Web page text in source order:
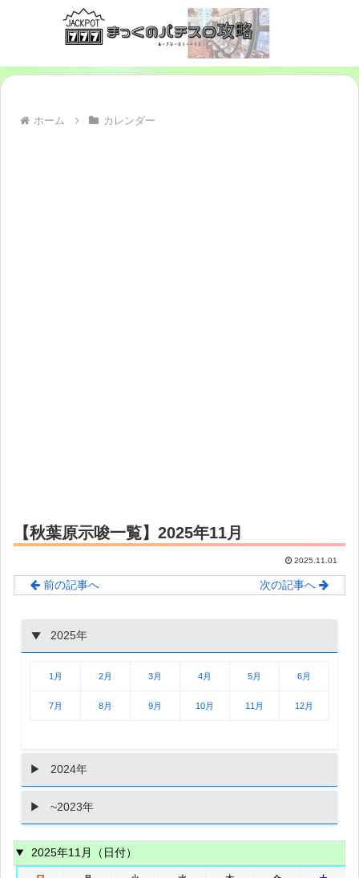
ホーム カレンダー
【秋葉原示唆一覧】2025年11月
2025.11.01
前の記事へ 次の記事へ
2025年
1月 2月 3月 4月 5月 6月
7月 8月 9月 10月 11月 12月
2024年
~2023年
2025年11月（日付）